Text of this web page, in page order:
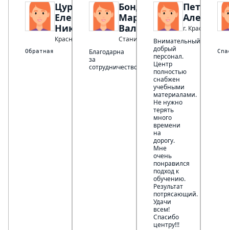
Цуркан
Елена
Николаевна
Красноармейск
Обратная связь на отличном уровне. На любой вопрос
Бондаренко
Марина
Валерьевна
Станица Зольская
Благодарна
за
сотрудничество!
Петрова
г. Краснодар
Внимательный,
добрый
персонал.
Центр
полностью
снабжен
учебными
материалами.
Не нужно
терять
много
времени
на
дорогу.
Мне
очень
понравился
подход к
обучению.
Результат
потрясающий.
Удачи
всем!
Спасибо
центру!!!